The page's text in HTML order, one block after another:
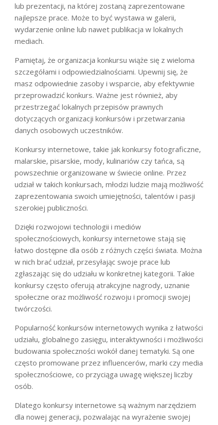
lub prezentacji, na której zostaną zaprezentowane
najlepsze prace. Może to być wystawa w galerii,
wydarzenie online lub nawet publikacja w lokalnych
mediach.
Pamiętaj, że organizacja konkursu wiąże się z wieloma
szczegółami i odpowiedzialnościami. Upewnij się, że
masz odpowiednie zasoby i wsparcie, aby efektywnie
przeprowadzić konkurs. Ważne jest również, aby
przestrzegać lokalnych przepisów prawnych
dotyczących organizacji konkursów i przetwarzania
danych osobowych uczestników.
Konkursy internetowe, takie jak konkursy fotograficzne,
malarskie, pisarskie, mody, kulinariów czy tańca, są
powszechnie organizowane w świecie online. Przez
udział w takich konkursach, młodzi ludzie mają możliwość
zaprezentowania swoich umiejętności, talentów i pasji
szerokiej publiczności.
Dzięki rozwojowi technologii i mediów
społecznościowych, konkursy internetowe stają się
łatwo dostępne dla osób z różnych części świata. Można
w nich brać udział, przesyłając swoje prace lub
zgłaszając się do udziału w konkretnej kategorii. Takie
konkursy często oferują atrakcyjne nagrody, uznanie
społeczne oraz możliwość rozwoju i promocji swojej
twórczości.
Popularność konkursów internetowych wynika z łatwości
udziału, globalnego zasięgu, interaktywności i możliwości
budowania społeczności wokół danej tematyki. Są one
często promowane przez influencerów, marki czy media
społecznościowe, co przyciąga uwagę większej liczby
osób.
Dlatego konkursy internetowe są ważnym narzędziem
dla nowej generacji, pozwalając na wyrażenie swojej